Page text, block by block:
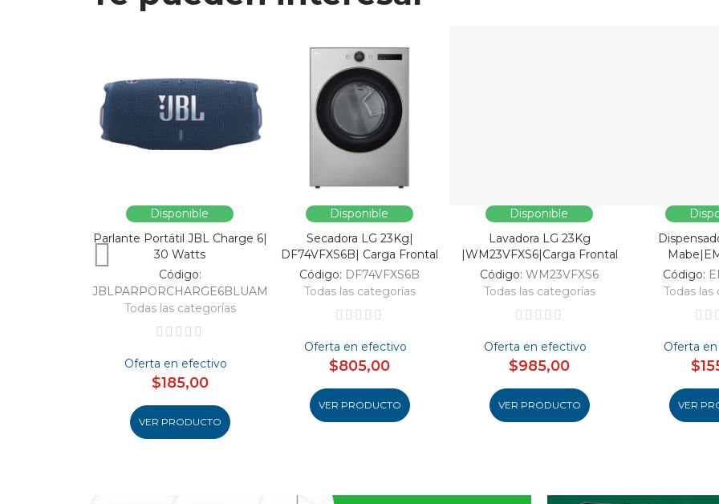
Disponible
Parlante Portátil JBL Charge 6|
30 Watts
Código:
JBLPARPORCHARGE6BLUAM
Todas las categorías
Oferta en efectivo
$185,00
VER PRODUCTO
Disponible
Secadora LG 23Kg|
DF74VFXS6B| Carga Frontal
Código: DF74VFXS6B
Todas las categorías
Oferta en efectivo
$805,00
VER PRODUCTO
Disponible
Lavadora LG 23Kg
|WM23VFXS6|Carga Frontal
Código: WM23VFXS6
Todas las categorías
Oferta en efectivo
$985,00
VER PRODUCTO
Código:
Todas
Oferta
VER